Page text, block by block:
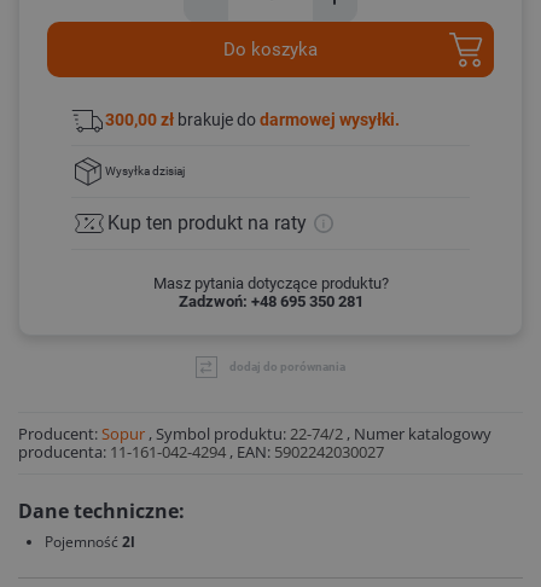
Do koszyka
300,00 zł brakuje dodarmowej wysyłki.
Wysyłkadzisiaj
Kup ten produkt na raty
Masz pytania dotyczące produktu?
Zadzwoń: +48 695 350 281
dodaj do porównania
Producent: Sopur , Symbol produktu: 22-74/2 , Numer katalogowy
producenta: 11-161-042-4294 , EAN: 5902242030027
Dane techniczne:
Pojemność 2l